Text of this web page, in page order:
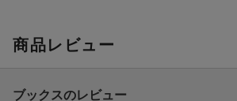
商品レビュー
ブックスのレビュー